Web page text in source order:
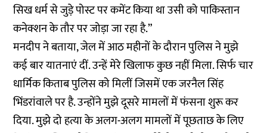
सिख धर्म से जुड़े पोस्ट पर कमेंट किया था उसी को पाकिस्तान
कनेक्शन के तौर पर जोड़ा जा रहा है.”
मनदीप ने बताया, जेल में आठ महीनों के दौरान पुलिस ने मुझे
कई बार यातनाएं दीं. उन्हें मेरे खिलाफ कुछ नहीं मिला. सिर्फ चार
धार्मिक किताब पुलिस को मिलीं जिसमें एक जरनैल सिंह
भिंडरांवाले पर है. उन्होंने मुझे दूसरे मामलों में फंसना शुरू कर
दिया. मुझे दो हत्या के अलग-अलग मामलों में पूछताछ के लिए